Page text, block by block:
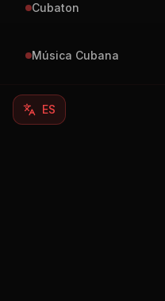
Cubaton
Música Cubana
ES